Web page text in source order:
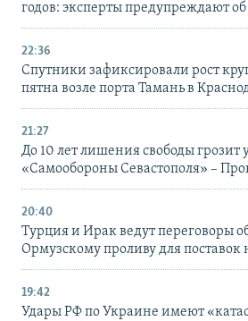
годов: эксперты предупреждают об
22:36
Спутники зафиксировали рост
пятна возле порта Тамань в
21:27
До 10 лет лишения свободы грозит
«Самообороны Севастополя» –
20:40
Турция и Ирак ведут переговоры
Ормузскому проливу для поставок
19:42
Удары РФ по Украине имеют